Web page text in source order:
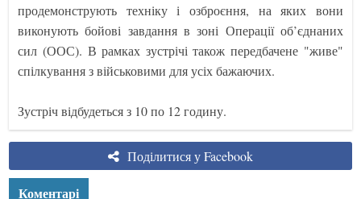
продемонструють техніку і озброєння, на яких вони
виконують бойові завдання в зоні Операції об’єднаних
сил (ООС). В рамках зустрічі також передбачене "живе"
спілкування з військовими для усіх бажаючих.
Зустріч відбудеться з 10 по 12 годину.
Поділитися у Facebook
Коментарі